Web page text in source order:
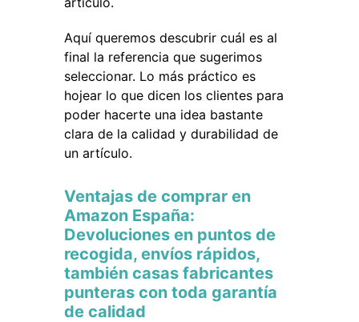
Aquí queremos descubrir cuál es al
final la referencia que sugerimos
seleccionar. Lo más práctico es
hojear lo que dicen los clientes para
poder hacerte una idea bastante
clara de la calidad y durabilidad de
un artículo.
Ventajas de comprar en
Amazon España:
Devoluciones en puntos de
recogida, envíos rápidos,
también casas fabricantes
punteras con toda garantía
de calidad